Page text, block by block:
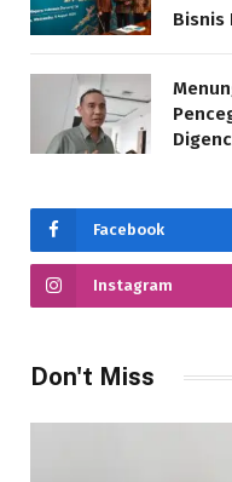
Bisnis
Facebook
Instagram
Don't Miss